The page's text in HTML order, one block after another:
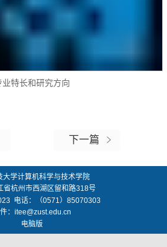
业特长和研究方向
下一篇
大学计算机科学与技术学院
省杭州市西湖区留和路318号
电话：（0571）85070303
： itee@zust.edu.cn
电脑版